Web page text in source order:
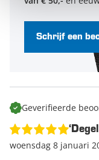
Schrijf een
Geverifieerde
woensdag 8 januari